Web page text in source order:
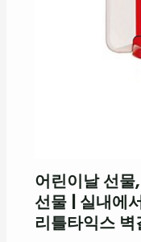
어린이날 선
선물 | 실내에
리틀타익스